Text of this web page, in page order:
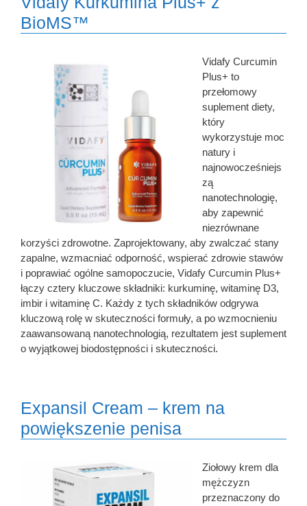
BioMS™
Vidafy Curcumin
Plus+ to
przełomowy
suplement diety,
który
wykorzystuje moc
natury i
najnowocześniejs
zą
nanotechnologię,
aby zapewnić
niezrównane
korzyści zdrowotne. Zaprojektowany, aby zwalczać stany
zapalne, wzmacniać odporność, wspierać zdrowie stawów
i poprawiać ogólne samopoczucie, Vidafy Curcumin Plus+
łączy cztery kluczowe składniki: kurkuminę, witaminę D3,
imbir i witaminę C. Każdy z tych składników odgrywa
kluczową rolę w skuteczności formuły, a po wzmocnieniu
zaawansowaną nanotechnologią, rezultatem jest suplement
o wyjątkowej biodostępności i skuteczności.
Expansil Cream – krem na
powiększenie penisa
Ziołowy krem dla
mężczyzn
przeznaczony do